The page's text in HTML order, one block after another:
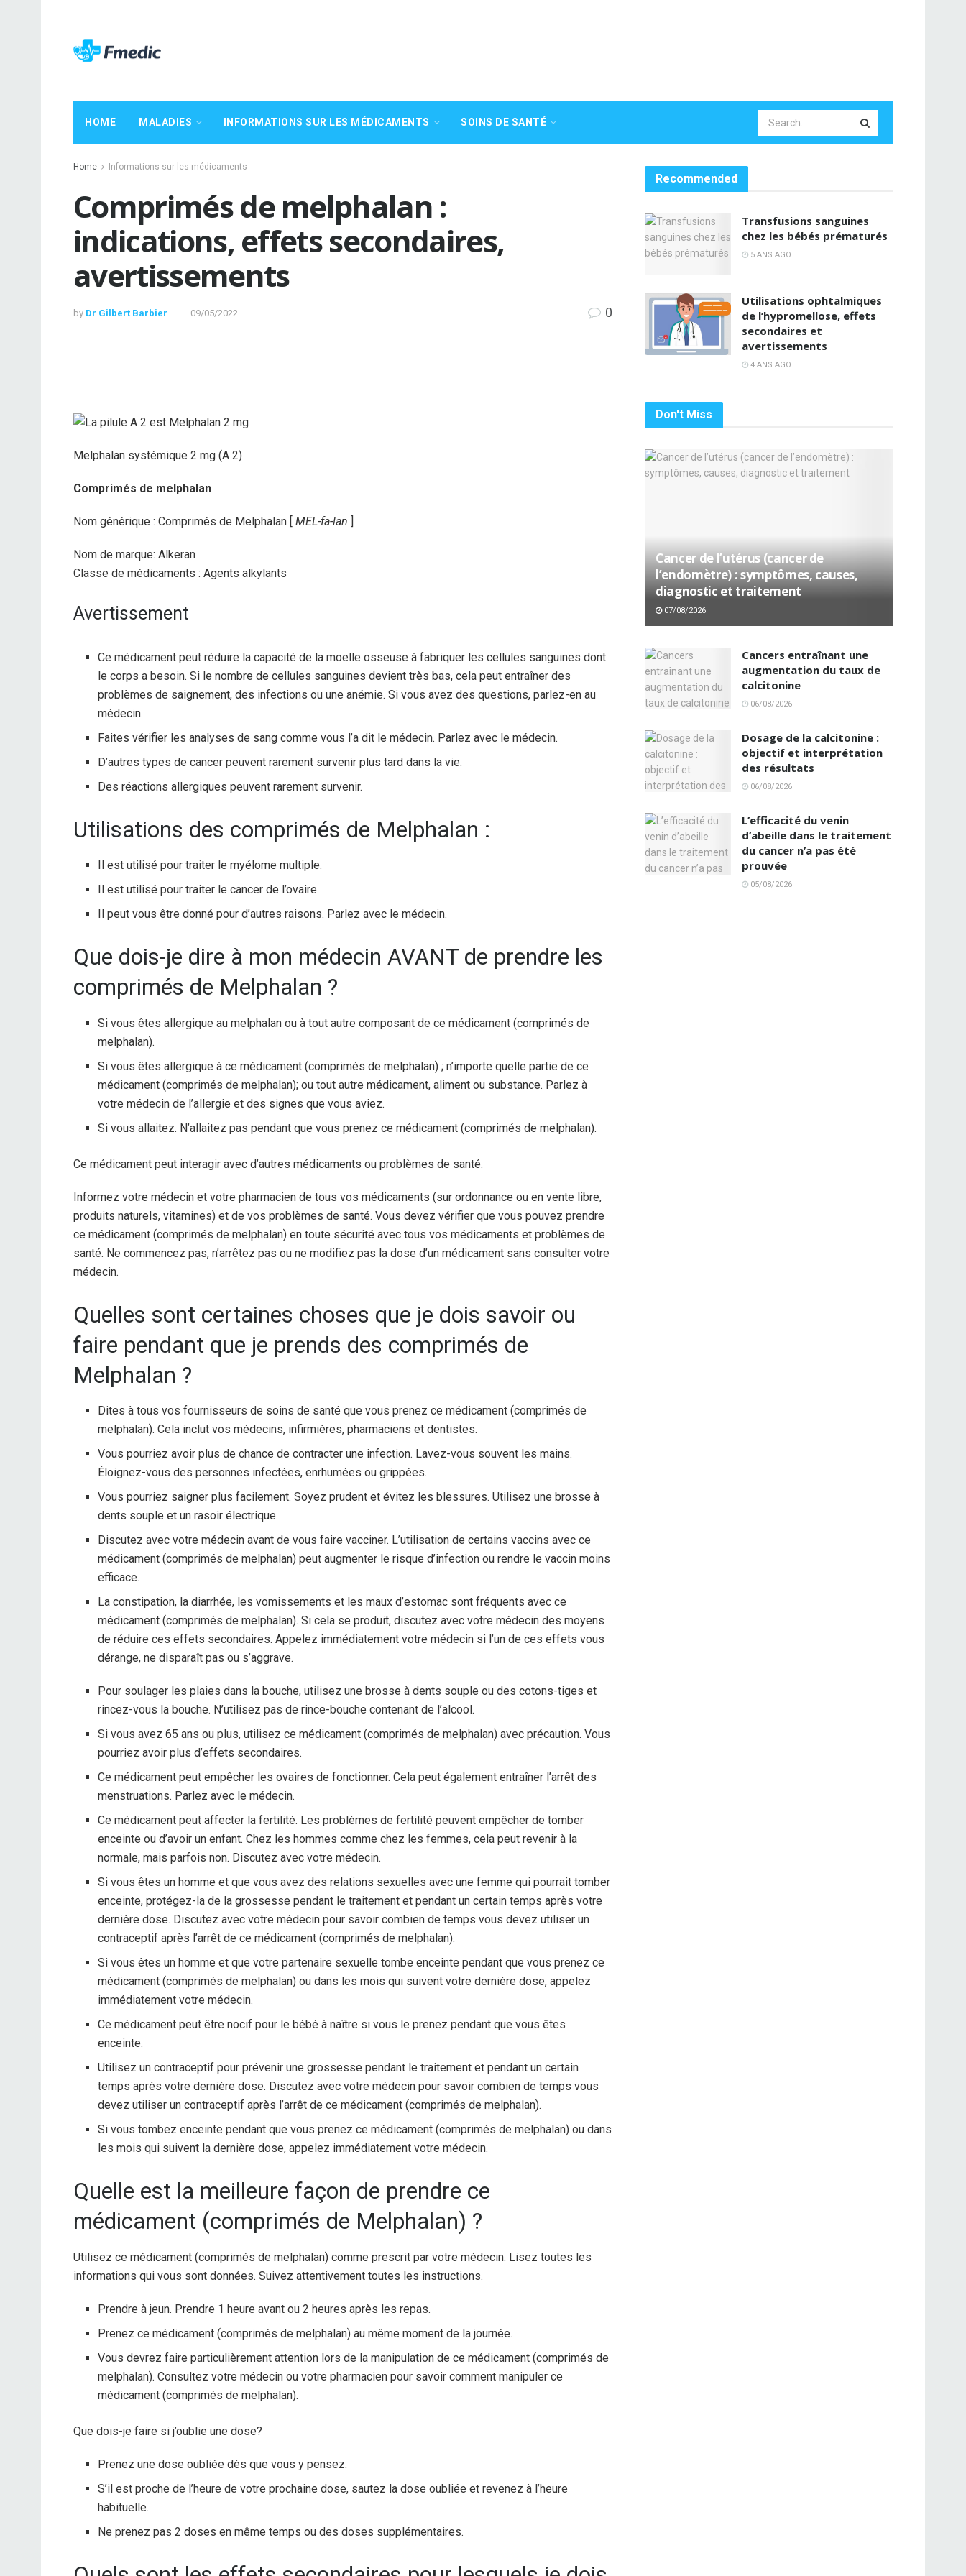
HOME MALADIES INFORMATIONS SUR LES MÉDICAMENTS SOINS DE SANTÉ
Home Informations sur les médicaments
Comprimés de melphalan :
indications, effets secondaires,
avertissements
by Dr Gilbert Barbier 09/05/2022 0
Melphalan systémique 2 mg (A 2)
Comprimés de melphalan
Nom générique : Comprimés de Melphalan [ MEL-fa-lan ]
Nom de marque: Alkeran
Classe de médicaments : Agents alkylants
Avertissement
Ce médicament peut réduire la capacité de la moelle osseuse à fabriquer les cellules sanguines dont
le corps a besoin. Si le nombre de cellules sanguines devient très bas, cela peut entraîner des
problèmes de saignement, des infections ou une anémie. Si vous avez des questions, parlez-en au
médecin.
Faites vérifier les analyses de sang comme vous l’a dit le médecin. Parlez avec le médecin.
D’autres types de cancer peuvent rarement survenir plus tard dans la vie.
Des réactions allergiques peuvent rarement survenir.
Utilisations des comprimés de Melphalan :
Il est utilisé pour traiter le myélome multiple.
Il est utilisé pour traiter le cancer de l’ovaire.
Il peut vous être donné pour d’autres raisons. Parlez avec le médecin.
Que dois-je dire à mon médecin AVANT de prendre les
comprimés de Melphalan ?
Si vous êtes allergique au melphalan ou à tout autre composant de ce médicament (comprimés de
melphalan).
Si vous êtes allergique à ce médicament (comprimés de melphalan) ; n’importe quelle partie de ce
médicament (comprimés de melphalan); ou tout autre médicament, aliment ou substance. Parlez à
votre médecin de l’allergie et des signes que vous aviez.
Si vous allaitez. N’allaitez pas pendant que vous prenez ce médicament (comprimés de melphalan).
Ce médicament peut interagir avec d’autres médicaments ou problèmes de santé.
Informez votre médecin et votre pharmacien de tous vos médicaments (sur ordonnance ou en vente libre,
produits naturels, vitamines) et de vos problèmes de santé. Vous devez vérifier que vous pouvez prendre
ce médicament (comprimés de melphalan) en toute sécurité avec tous vos médicaments et problèmes de
santé. Ne commencez pas, n’arrêtez pas ou ne modifiez pas la dose d’un médicament sans consulter votre
médecin.
Quelles sont certaines choses que je dois savoir ou
faire pendant que je prends des comprimés de
Melphalan ?
Dites à tous vos fournisseurs de soins de santé que vous prenez ce médicament (comprimés de
melphalan). Cela inclut vos médecins, infirmières, pharmaciens et dentistes.
Vous pourriez avoir plus de chance de contracter une infection. Lavez-vous souvent les mains.
Éloignez-vous des personnes infectées, enrhumées ou grippées.
Vous pourriez saigner plus facilement. Soyez prudent et évitez les blessures. Utilisez une brosse à
dents souple et un rasoir électrique.
Discutez avec votre médecin avant de vous faire vacciner. L’utilisation de certains vaccins avec ce
médicament (comprimés de melphalan) peut augmenter le risque d’infection ou rendre le vaccin moins
efficace.
La constipation, la diarrhée, les vomissements et les maux d’estomac sont fréquents avec ce
médicament (comprimés de melphalan). Si cela se produit, discutez avec votre médecin des moyens
de réduire ces effets secondaires. Appelez immédiatement votre médecin si l’un de ces effets vous
dérange, ne disparaît pas ou s’aggrave.
Pour soulager les plaies dans la bouche, utilisez une brosse à dents souple ou des cotons-tiges et
rincez-vous la bouche. N’utilisez pas de rince-bouche contenant de l’alcool.
Si vous avez 65 ans ou plus, utilisez ce médicament (comprimés de melphalan) avec précaution. Vous
pourriez avoir plus d’effets secondaires.
Ce médicament peut empêcher les ovaires de fonctionner. Cela peut également entraîner l’arrêt des
menstruations. Parlez avec le médecin.
Ce médicament peut affecter la fertilité. Les problèmes de fertilité peuvent empêcher de tomber
enceinte ou d’avoir un enfant. Chez les hommes comme chez les femmes, cela peut revenir à la
normale, mais parfois non. Discutez avec votre médecin.
Si vous êtes un homme et que vous avez des relations sexuelles avec une femme qui pourrait tomber
enceinte, protégez-la de la grossesse pendant le traitement et pendant un certain temps après votre
dernière dose. Discutez avec votre médecin pour savoir combien de temps vous devez utiliser un
contraceptif après l’arrêt de ce médicament (comprimés de melphalan).
Si vous êtes un homme et que votre partenaire sexuelle tombe enceinte pendant que vous prenez ce
médicament (comprimés de melphalan) ou dans les mois qui suivent votre dernière dose, appelez
immédiatement votre médecin.
Ce médicament peut être nocif pour le bébé à naître si vous le prenez pendant que vous êtes
enceinte.
Utilisez un contraceptif pour prévenir une grossesse pendant le traitement et pendant un certain
temps après votre dernière dose. Discutez avec votre médecin pour savoir combien de temps vous
devez utiliser un contraceptif après l’arrêt de ce médicament (comprimés de melphalan).
Si vous tombez enceinte pendant que vous prenez ce médicament (comprimés de melphalan) ou dans
les mois qui suivent la dernière dose, appelez immédiatement votre médecin.
Quelle est la meilleure façon de prendre ce
médicament (comprimés de Melphalan) ?
Utilisez ce médicament (comprimés de melphalan) comme prescrit par votre médecin. Lisez toutes les
informations qui vous sont données. Suivez attentivement toutes les instructions.
Prendre à jeun. Prendre 1 heure avant ou 2 heures après les repas.
Prenez ce médicament (comprimés de melphalan) au même moment de la journée.
Vous devrez faire particulièrement attention lors de la manipulation de ce médicament (comprimés de
melphalan). Consultez votre médecin ou votre pharmacien pour savoir comment manipuler ce
médicament (comprimés de melphalan).
Que dois-je faire si j’oublie une dose?
Prenez une dose oubliée dès que vous y pensez.
S’il est proche de l’heure de votre prochaine dose, sautez la dose oubliée et revenez à l’heure
habituelle.
Ne prenez pas 2 doses en même temps ou des doses supplémentaires.
Recommended
Transfusions sanguines
chez les bébés prématurés
5 ANS AGO
Utilisations ophtalmiques
de l’hypromellose, effets
secondaires et
avertissements
4 ANS AGO
Don't Miss
Cancer de l’utérus (cancer de
l’endomètre) : symptômes, causes,
diagnostic et traitement
07/08/2026
Cancers entraînant une
augmentation du taux de
calcitonine
06/08/2026
Dosage de la calcitonine :
objectif et interprétation
des résultats
06/08/2026
L’efficacité du venin
d’abeille dans le traitement
du cancer n’a pas été
prouvée
05/08/2026